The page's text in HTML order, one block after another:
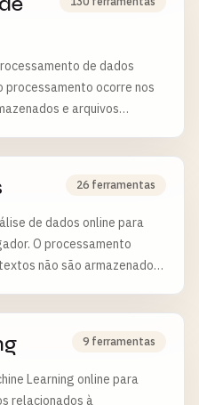
de dados
processamento ocorre nos
e arquivos
26 ferramentas
de dados online para
O processamento
não são armazenados
9 ferramentas
Learning online para
relacionados à